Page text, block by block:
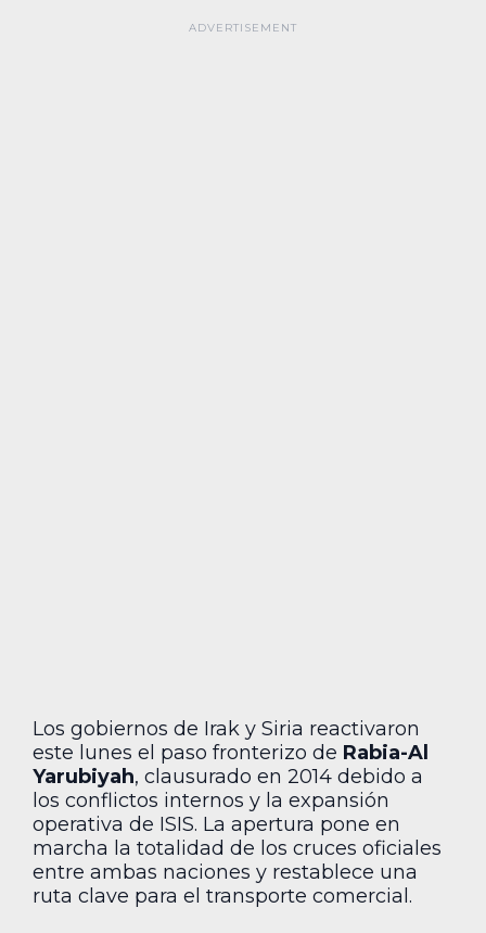
Los gobiernos de Irak y Siria reactivaron
este lunes el paso fronterizo de Rabia-Al
Yarubiyah, clausurado en 2014 debido a
los conflictos internos y la expansión
operativa de ISIS. La apertura pone en
marcha la totalidad de los cruces oficiales
entre ambas naciones y restablece una
ruta clave para el transporte comercial.